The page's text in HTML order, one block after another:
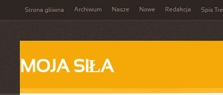
Strona główna Archiwum Nasze Nowe Redakcja Spis
MOJA SIŁA